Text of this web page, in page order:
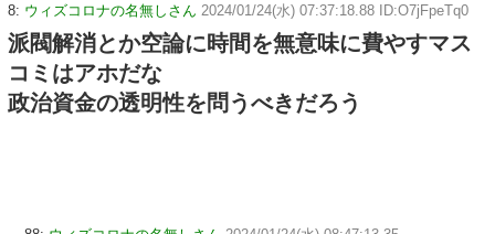
8: ウィズコロナの名無しさん 2024/01/24(水) 07:37:18.88 ID:O7jFpeTq0
派閥解消とか空論に時間を無意味に費やすマス
コミはアホだな
政治資金の透明性を問うべきだろう